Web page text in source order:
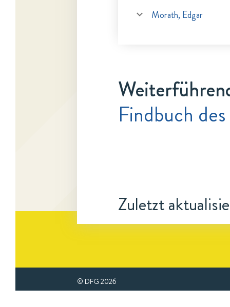
Mörath, Edgar
Findbuch
Zuletzt
© DFG 2026